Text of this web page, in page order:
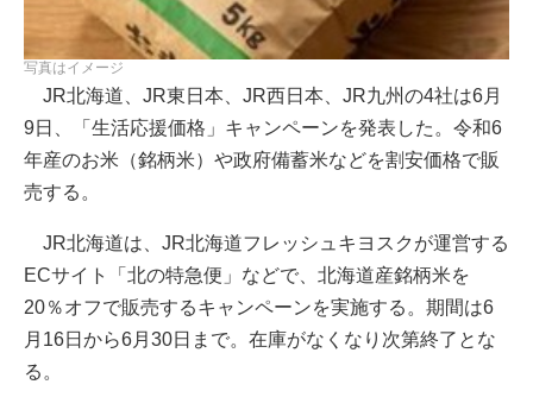
写真はイメージ
JR北海道、JR東日本、JR西日本、JR九州の4社は6月
9日、「生活応援価格」キャンペーンを発表した。令和6
年産のお米（銘柄米）や政府備蓄米などを割安価格で販
売する。
JR北海道は、JR北海道フレッシュキヨスクが運営する
ECサイト「北の特急便」などで、北海道産銘柄米を
20％オフで販売するキャンペーンを実施する。期間は6
月16日から6月30日まで。在庫がなくなり次第終了とな
る。